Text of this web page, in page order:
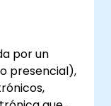
por un
presencial),